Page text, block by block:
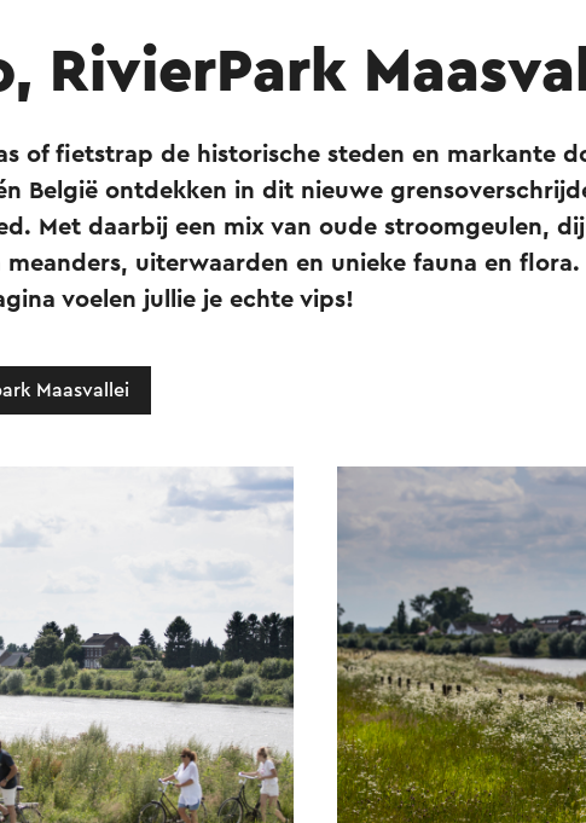
RivierPark
of fietstrap de historische steden en markante
België ontdekken in dit nieuwe
Met daarbij een mix van oude stroomgeulen,
meanders, uiterwaarden en unieke fauna en
voelen jullie je echte vips!
Maasvallei